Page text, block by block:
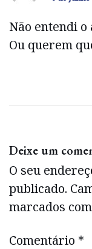
Não entendi
Ou querem
Deixe um
O seu
publicado.
marcados com
Comentário *